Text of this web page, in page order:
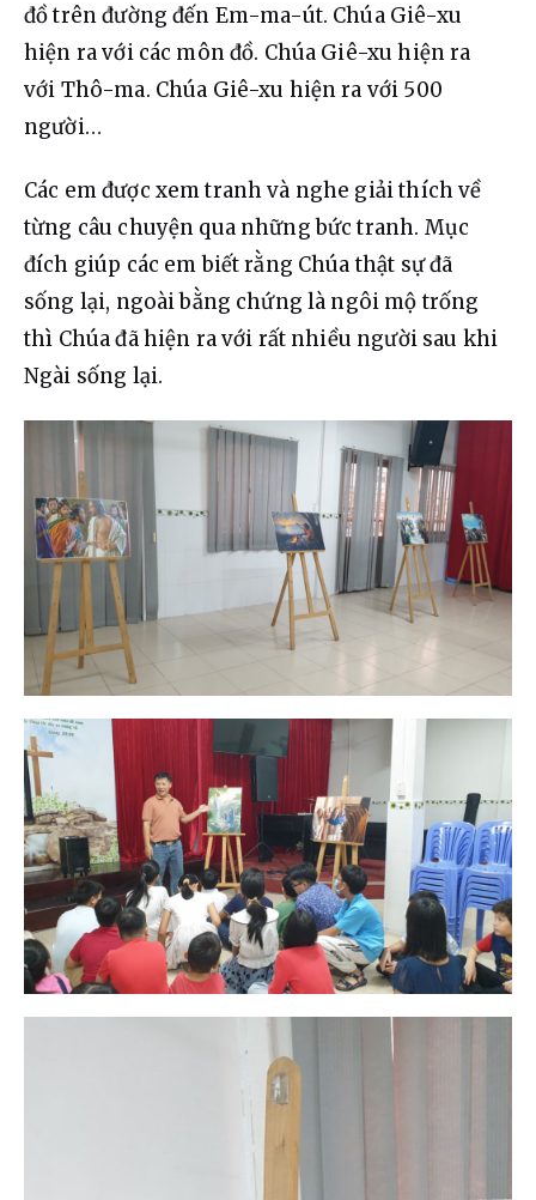
đồ trên đường đến Em-ma-út. Chúa Giê-xu
hiện ra với các môn đồ. Chúa Giê-xu hiện ra
với Thô-ma. Chúa Giê-xu hiện ra với 500
người…
Các em được xem tranh và nghe giải thích về
từng câu chuyện qua những bức tranh. Mục
đích giúp các em biết rằng Chúa thật sự đã
sống lại, ngoài bằng chứng là ngôi mộ trống
thì Chúa đã hiện ra với rất nhiều người sau khi
Ngài sống lại.